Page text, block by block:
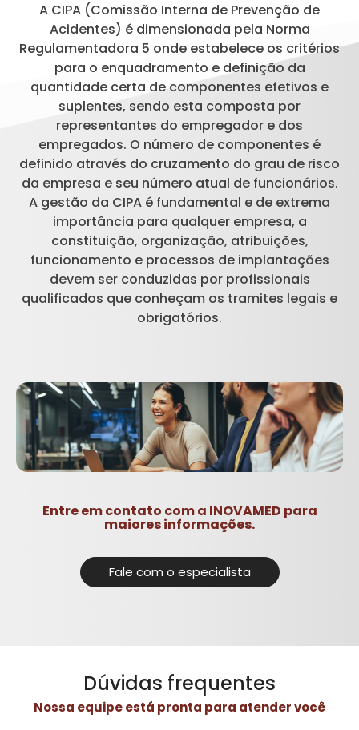
A CIPA (Comissão Interna de Prevenção de
Acidentes) é dimensionada pela Norma
Regulamentadora 5 onde estabelece os critérios
para o enquadramento e definição da
quantidade certa de componentes efetivos e
suplentes, sendo esta composta por
representantes do empregador e dos
empregados. O número de componentes é
definido através do cruzamento do grau de risco
da empresa e seu número atual de funcionários.
A gestão da CIPA é fundamental e de extrema
importância para qualquer empresa, a
constituição, organização, atribuições,
funcionamento e processos de implantações
devem ser conduzidas por profissionais
qualificados que conheçam os tramites legais e
obrigatórios.
Entre em contato com a INOVAMED para
maiores informações.
Fale com o especialista
Dúvidas frequentes
Nossa equipe está pronta para atender você